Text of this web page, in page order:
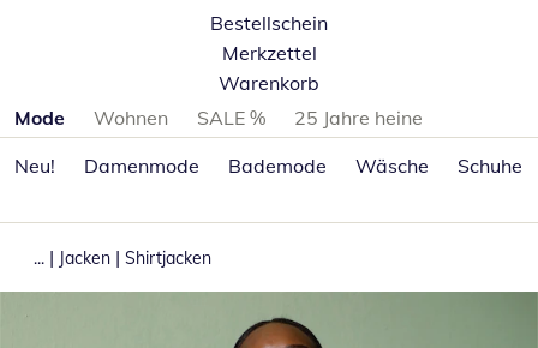
Bestellschein
Merkzettel
Warenkorb
Produktkategorien überspringen
Mode Wohnen SALE %
25 Jahre heine
Neu!
Damenmode Bademode Wäsche Schuhe
... | Jacken | Shirtjacken